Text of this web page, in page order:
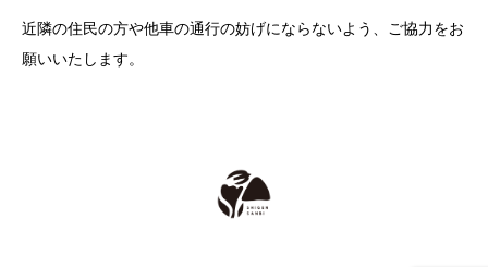
近隣の住民の方や他車の通行の妨げにならないよう、ご協力をお
願いいたします。